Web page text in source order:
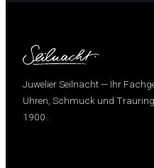
Juwelier Seilnacht — Ihr
Uhren, Schmuck und
1900.